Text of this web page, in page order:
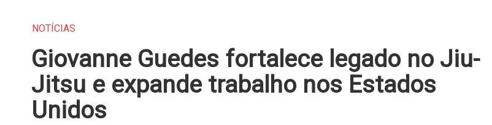
NOTÍCIAS
Giovanne Guedes fortalece legado no Jiu-
Jitsu e expande trabalho nos Estados
Unidos